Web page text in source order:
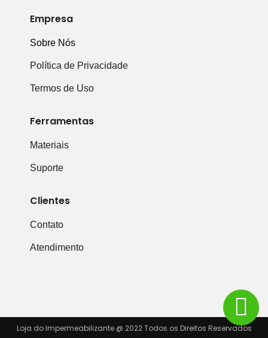
Empresa
Sobre Nós
Política de Privacidade
Termos de Uso
Ferramentas
Materiais
Suporte
Clientes
Contato
Atendimento
Loja do Impermeabilizante @ 2022 Todos os Direitos Reservados